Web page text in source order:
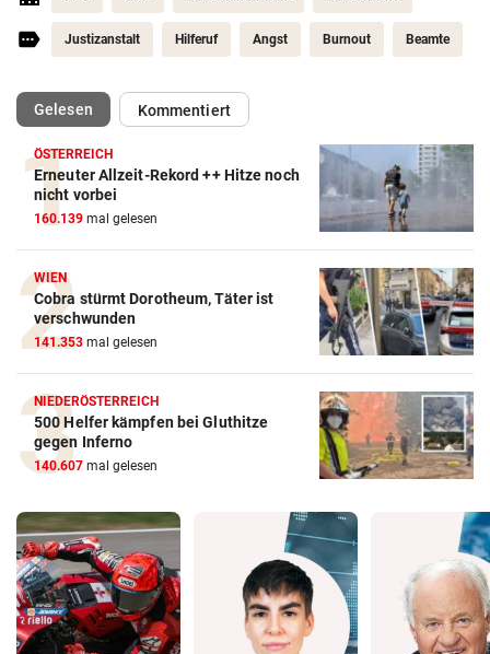
Justizanstalt Hilferuf Angst Burnout Beamte
Gelesen(ausgewählt)Kommentiert
ÖSTERREICH
Erneuter Allzeit-Rekord ++ Hitze noch
nicht vorbei
160.139 mal gelesen
WIEN
Cobra stürmt Dorotheum, Täter ist
verschwunden
141.353 mal gelesen
NIEDERÖSTERREICH
500 Helfer kämpfen bei Gluthitze
gegen Inferno
140.607 mal gelesen